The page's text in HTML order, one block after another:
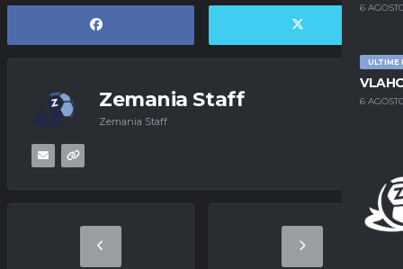
6
ULTIME
6
Zemania Staff
Zemania Staff